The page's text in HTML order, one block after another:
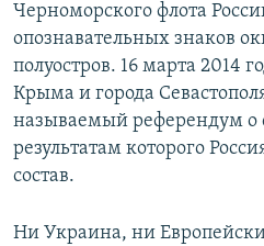
Черноморского флота
опознавательных знаков
полуостров. 16 марта 2014
Крыма и города
называемый референдум о
результатам которого
состав.
Ни Украина, ни